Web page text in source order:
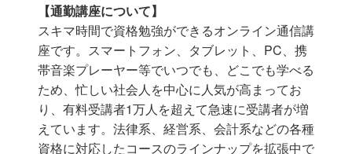
【通勤講座について】
スキマ時間で資格勉強ができるオンライン通信講
座です。スマートフォン、タブレット、PC、携
帯音楽プレーヤー等でいつでも、どこでも学べる
ため、忙しい社会人を中心に人気が高まってお
り、有料受講者1万人を超えて急速に受講者が増
えています。法律系、経営系、会計系などの各種
資格に対応したコースのラインナップを拡張中で